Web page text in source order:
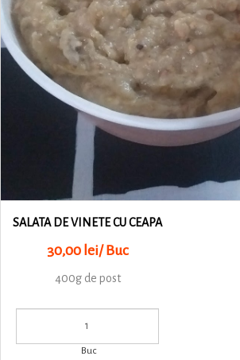
SALATA DE VINETE CU CEAPA
30,00 lei/ Buc
400g de post
Buc